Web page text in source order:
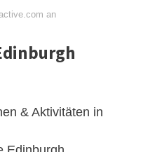
an
& Aktivitäten in